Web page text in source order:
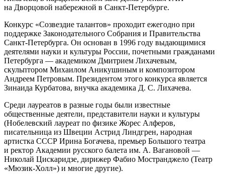
на Дворцовой набережной в Санкт-Петербурге.
Конкурс «Созвездие талантов» проходит ежегодно при
поддержке Законодательного Собрания и Правительства
Санкт-Петербурга. Он основан в 1996 году выдающимися
деятелями науки и культуры России, почетными гражданами
Петербурга — академиком Дмитрием Лихачевым,
скульптором Михаилом Аникушиным и композитором
Андреем Петровым. Президентом этого конкурса является
Зинаида Курбатова, внучка академика Д. С. Лихачева.
Среди лауреатов в разные годы были известные
общественные деятели, представители науки и культуры
(Нобелевский лауреат по физике Жорес Алферов,
писательница из Швеции Астрид Линдгрен, народная
артистка СССР Ирина Богачева, премьер Большого театра
и ректор Академии русского балета им. А. Вагановой —
Николай Цискаридзе, дирижер Фабио Мостранджело (Театр
«Мюзик-Холл») и многие другие).